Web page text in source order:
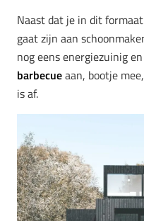
Naast dat je in dit
gaat zijn aan
nog eens energiezuinig
barbecueaan, bootje
is af.